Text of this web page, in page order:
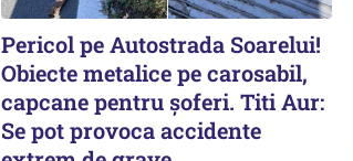
Pericol pe Autostrada Soarelui!
Obiecte metalice pe carosabil,
capcane pentru șoferi. Titi Aur:
Se pot provoca accidente